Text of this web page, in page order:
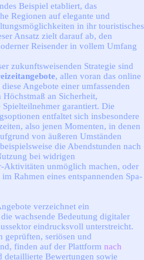
Beispiel etabliert, das
Regionen auf elegante und
in ihr touristisches
Ansatz zielt darauf ab, den
Reisender in vollem Umfang
zukunftsweisenden Strategie sind
, allen voran das online
Angebote einer umfassenden
an Sicherheit,
garantiert. Die
entfaltet sich insbesondere
also jenen Momenten, in denen
von äußeren Umständen
die Abendstunden nach
bei widrigen
Aktivitäten unmöglich machen, oder
im Rahmen eines entspannenden Spa-
verzeichnet ein
wachsende Bedeutung digitaler
eindrucksvoll unterstreicht.
geprüften, seriösen und
finden auf der Plattform nach
detaillierte Bewertungen sowie